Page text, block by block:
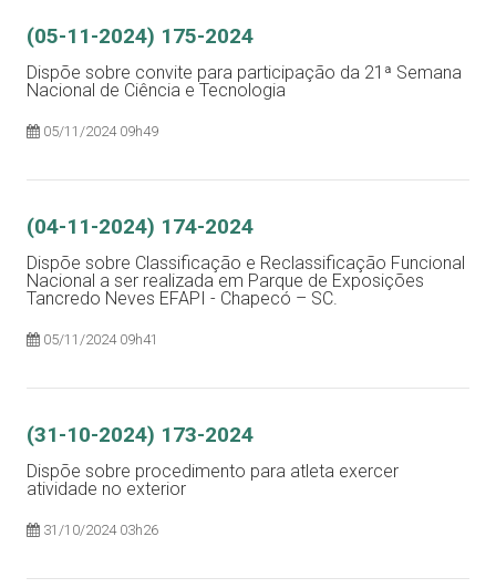
(05-11-2024) 175-2024
Dispõe sobre convite para participação da 21ª Semana
Nacional de Ciência e Tecnologia
05/11/2024 09h49
(04-11-2024) 174-2024
Dispõe sobre Classificação e Reclassificação Funcional
Nacional a ser realizada em Parque de Exposições
Tancredo Neves EFAPI - Chapecó – SC.
05/11/2024 09h41
(31-10-2024) 173-2024
Dispõe sobre procedimento para atleta exercer
atividade no exterior
31/10/2024 03h26